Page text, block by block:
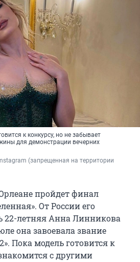
к конкурсу, но не забывает
для демонстрации вечерних
(запрещенная на территории
пройдет финал
От России его
22-летняя Анна Линникова
она завоевала звание
Пока модель готовится к
с другими